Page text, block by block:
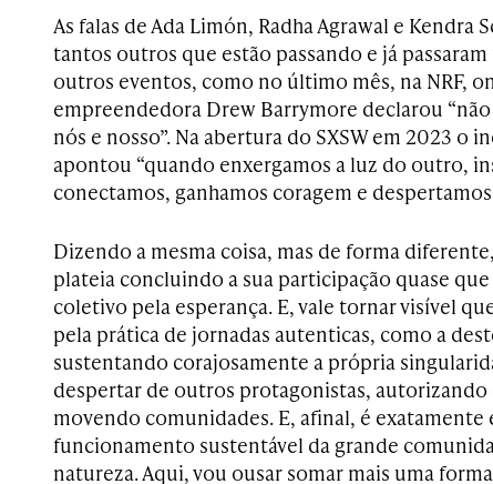
As falas de Ada Limón, Radha Agrawal e Kendra
tantos outros que estão passando e já
outros eventos, como no último mês, na NRF,
empreendedora Drew Barrymore declarou
nós e nosso”. Na abertura do SXSW em 2023 o
apontou “quando enxergamos a luz do outro,
conectamos, ganhamos coragem e
Dizendo a mesma coisa, mas de forma
plateia concluindo a sua participação quase
coletivo pela esperança. E, vale tornar visível
pela prática de jornadas autenticas, como a
sustentando corajosamente a própria
despertar de outros protagonistas,
movendo comunidades. E, afinal, é exatamente
funcionamento sustentável da grande
natureza. Aqui, vou ousar somar mais uma